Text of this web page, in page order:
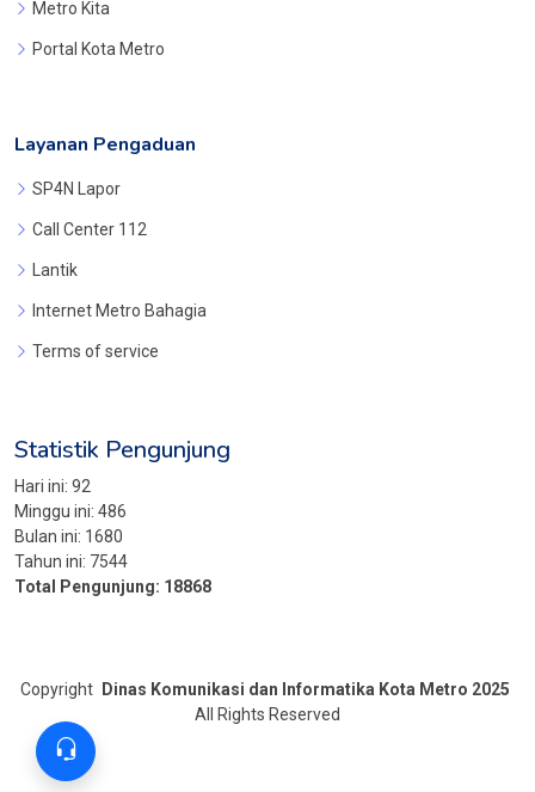
Metro Kita
Portal Kota Metro
Layanan Pengaduan
SP4N Lapor
Call Center 112
Lantik
Internet Metro Bahagia
Terms of service
Statistik Pengunjung
Hari ini: 92
Minggu ini: 486
Bulan ini: 1680
Tahun ini: 7544
Total Pengunjung: 18868
Copyright
Dinas Komunikasi dan Informatika Kota Metro 2025
All Rights Reserved